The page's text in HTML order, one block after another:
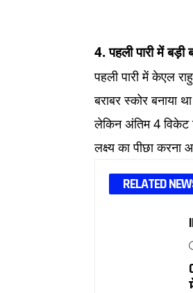
4. पहली पारी में
पहली पारी में केएल
बराबर स्कोर बनाया
लेकिन अंतिम 4 विकेट
लक्ष्य का पीछा करना
RELATED